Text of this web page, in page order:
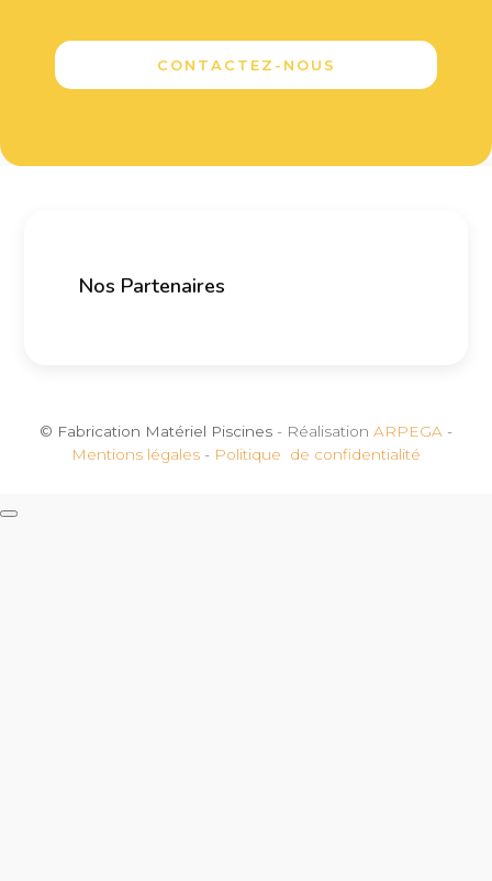
CONTACTEZ-NOUS
Nos Partenaires
© Fabrication Matériel Piscines - Réalisation ARPEGA -
Mentions légales - Politique de confidentialité